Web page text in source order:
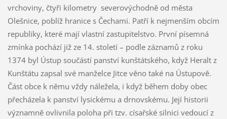
vrchoviny, čtyři kilometry severovýchodně od města
Olešnice, poblíž hranice s Čechami. Patří k nejmenším obcím
republiky, které mají vlastní zastupitelstvo. První písemná
zmínka pochází již ze 14. století – podle záznamů z roku
1374 byl Ústup součástí panství kunštátského, když Heralt z
Kunštátu zapsal své manželce Jitce věno také na Ústupově.
Část obce k němu vždy náležela, i když během doby obec
přecházela k panství lysickému a drnovskému. Její historii
významně ovlivnila poloha při tzv. císařské silnici vedoucí z